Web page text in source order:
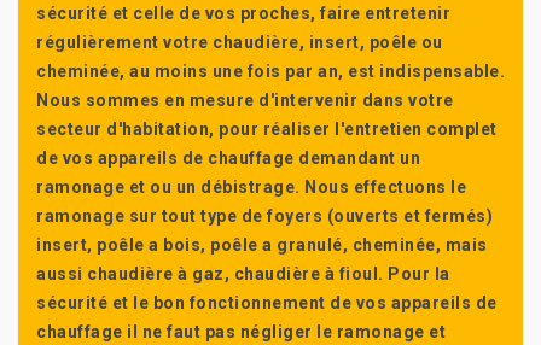
sécurité et celle de vos proches, faire entretenir
régulièrement votre chaudière, insert, poêle ou
cheminée, au moins une fois par an, est indispensable.
Nous sommes en mesure d'intervenir dans votre
secteur d'habitation, pour réaliser l'entretien complet
de vos appareils de chauffage demandant un
ramonage et ou un débistrage. Nous effectuons le
ramonage sur tout type de foyers (ouverts et fermés)
insert, poêle a bois, poêle a granulé, cheminée, mais
aussi chaudière à gaz, chaudière à fioul. Pour la
sécurité et le bon fonctionnement de vos appareils de
chauffage il ne faut pas négliger le ramonage et